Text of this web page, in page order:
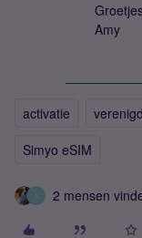
Amy
activatie
Simyo eSIM
A 2 mensen